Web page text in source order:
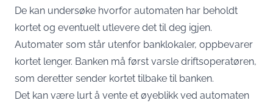
De kan undersøke hvorfor automaten har beholdt
kortet og eventuelt utlevere det til deg igjen.
Automater som står utenfor banklokaler, oppbevarer
kortet lenger. Banken må først varsle driftsoperatøren,
som deretter sender kortet tilbake til banken.
Det kan være lurt å vente et øyeblikk ved automaten